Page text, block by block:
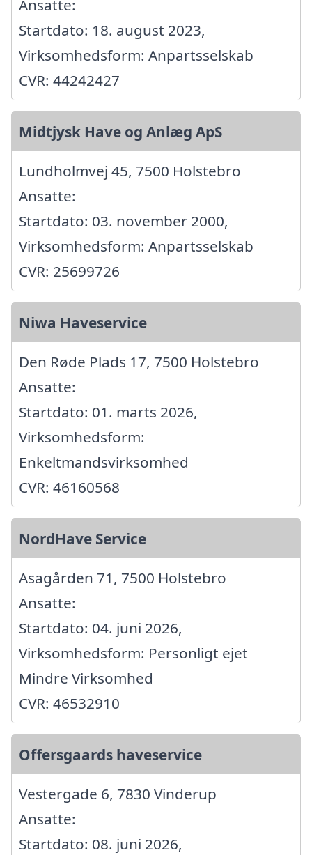
Ansatte:
Startdato: 18. august 2023,
Virksomhedsform: Anpartsselskab
CVR: 44242427
Midtjysk Have og Anlæg ApS
Lundholmvej 45, 7500 Holstebro
Ansatte:
Startdato: 03. november 2000,
Virksomhedsform: Anpartsselskab
CVR: 25699726
Niwa Haveservice
Den Røde Plads 17, 7500 Holstebro
Ansatte:
Startdato: 01. marts 2026,
Virksomhedsform:
Enkeltmandsvirksomhed
CVR: 46160568
NordHave Service
Asagården 71, 7500 Holstebro
Ansatte:
Startdato: 04. juni 2026,
Virksomhedsform: Personligt ejet
Mindre Virksomhed
CVR: 46532910
Offersgaards haveservice
Vestergade 6, 7830 Vinderup
Ansatte:
Startdato: 08. juni 2026,